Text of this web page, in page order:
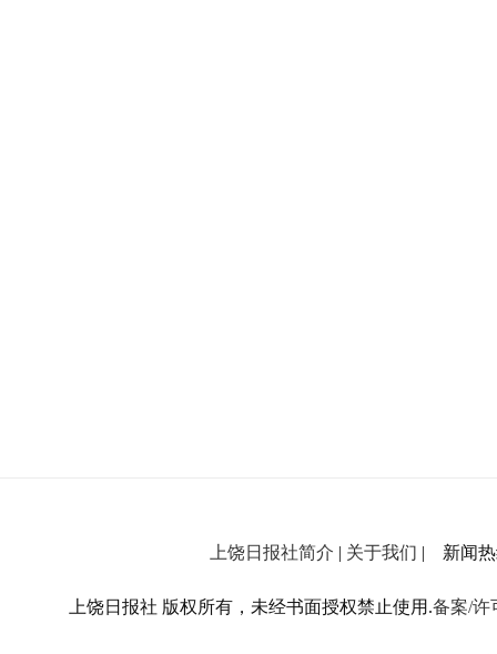
上饶日报社简介 | 关于我们 | 新闻热
上饶日报社 版权所有，未经书面授权禁止使用.备案/许